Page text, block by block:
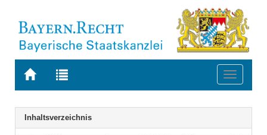
Zur
BAYERN.RECHT
Zur
letzten
Suche
Toggle
Navigation
Inhaltsverzeichnis